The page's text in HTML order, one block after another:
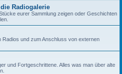
Radiogalerie
eurer Sammlung zeigen oder Geschichten
Radios und zum Anschluss von externen
und Fortgeschrittene. Alles was man über alte